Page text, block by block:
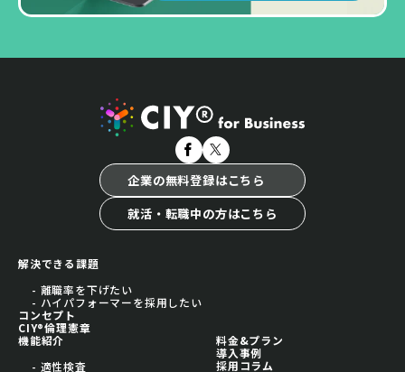
企業の無料登録はこちら
就活・転職中の方はこちら
解決できる課題
- 離職率を下げたい
- ハイパフォーマーを採用したい
コンセプト
CIY®倫理憲章
機能紹介
- 適性検査
料金&プラン
導入事例
採用コラム